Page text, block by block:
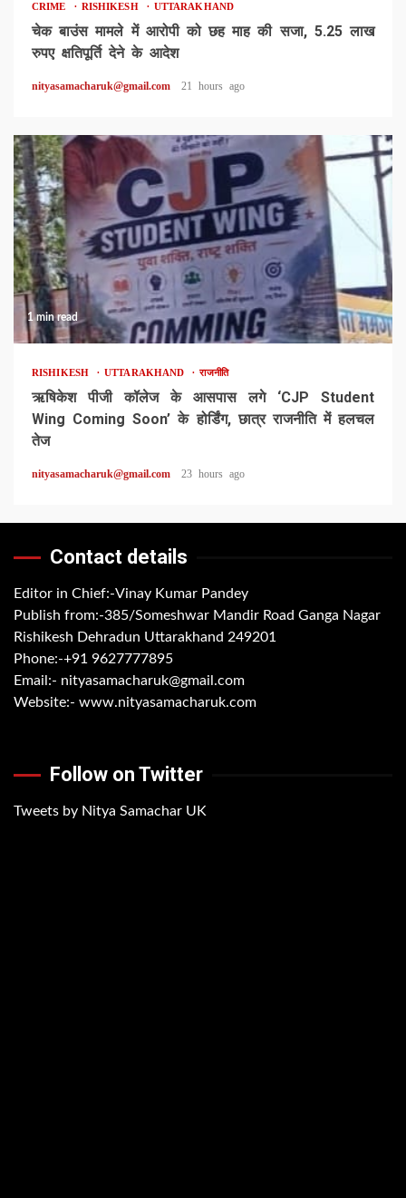
CRIME RISHIKESH UTTARAKHAND
चेक बाउंस मामले में आरोपी को छह माह की सजा, 5.25 लाख
रुपए क्षतिपूर्ति देने के आदेश
nityasamacharuk@gmail.com 21 hours ago
1 min read
RISHIKESH UTTARAKHAND राजनीति
ऋषिकेश पीजी कॉलेज के आसपास लगे ‘CJP Student
Wing Coming Soon’ के होर्डिंग, छात्र राजनीति में हलचल
तेज
nityasamacharuk@gmail.com 23 hours ago
Contact details
Editor in Chief:-Vinay Kumar Pandey
Publish from:-385/Someshwar Mandir Road Ganga Nagar
Rishikesh Dehradun Uttarakhand 249201
Phone:-+91 9627777895
Email:- nityasamacharuk@gmail.com
Website:- www.nityasamacharuk.com
Follow on Twitter
Tweets by Nitya Samachar UK